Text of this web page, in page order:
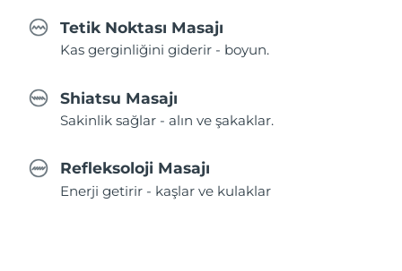
Tetik Noktası Masajı
Kas gerginliğini giderir - boyun.
Shiatsu Masajı
Sakinlik sağlar - alın ve şakaklar.
Refleksoloji Masajı
Enerji getirir - kaşlar ve kulaklar